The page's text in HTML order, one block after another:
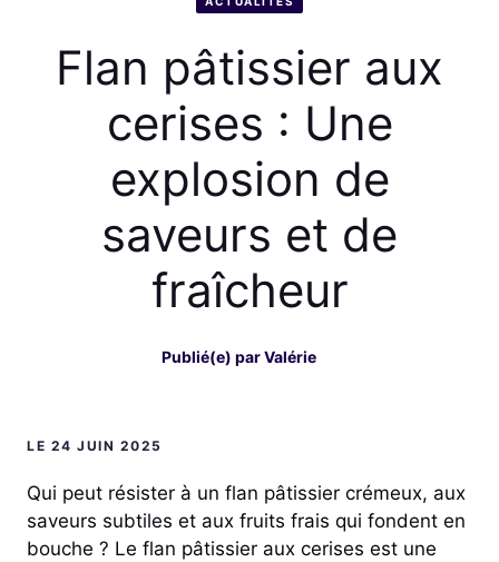
Flan pâtissier aux
cerises : Une
explosion de
saveurs et de
fraîcheur
Publié(e) parValérie
LE 24 JUIN 2025
Qui peut résister à un flan pâtissier crémeux, aux
saveurs subtiles et aux fruits frais qui fondent en
bouche ? Le flan pâtissier aux cerises est une